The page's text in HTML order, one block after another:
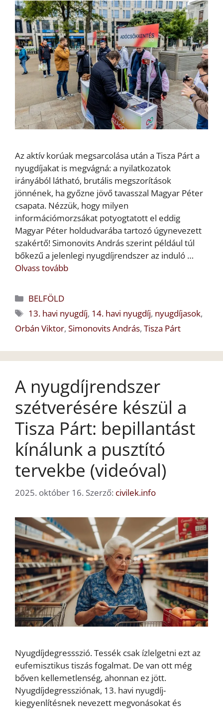
Az aktív korúak megsarcolása után a Tisza Párt a
nyugdíjakat is megvágná: a nyilatkozatok
irányából látható, brutális megszorítások
jönnének, ha győzne jövő tavasszal Magyar Péter
csapata. Nézzük, hogy milyen
információmorzsákat potyogtatott el eddig
Magyar Péter holdudvarába tartozó úgynevezett
szakértő! Simonovits András szerint például túl
bőkezű a jelenlegi nyugdíjrendszer az induló …
Olvass tovább
Kategória
BELFÖLD
Címkék
13. havi nyugdíj, 14. havi nyugdíj, nyugdíjasok,
Orbán Viktor, Simonovits András, Tisza Párt
A nyugdíjrendszer
szétverésére készül a
Tisza Párt: bepillantást
kínálunk a pusztító
tervekbe (videóval)
2025. október 16. Szerző: civilek.info
Nyugdíjdegressszió. Tessék csak ízlelgetni ezt az
eufemisztikus tiszás fogalmat. De van ott még
bőven kellemetlenség, ahonnan ez jött.
Nyugdíjdegressziónak, 13. havi nyugdíj-
kiegyenlítésnek nevezett megvonásokat és